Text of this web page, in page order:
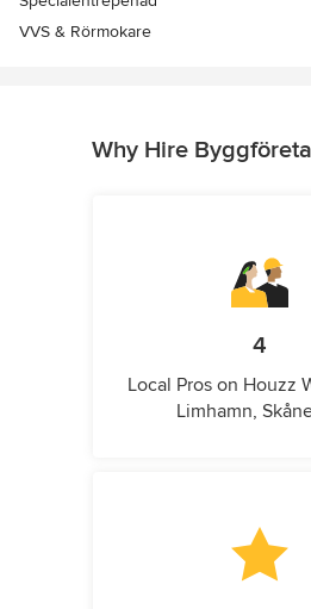
VVS & Rörmokare
Why Hire
4
Local Pros on Houzz
Limhamn,